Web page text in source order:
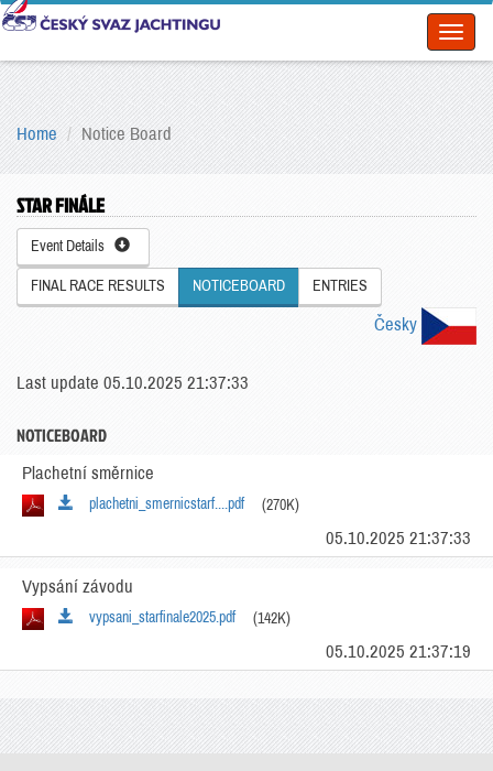
Home Notice Board
STAR FINÁLE
Event Details
FINAL RACE RESULTS NOTICEBOARD ENTRIES
Česky
Last update 05.10.2025 21:37:33
NOTICEBOARD
Plachetní směrnice
plachetni_smernicstarf....pdf (270K)
05.10.2025 21:37:33
Vypsání závodu
vypsani_starfinale2025.pdf (142K)
05.10.2025 21:37:19